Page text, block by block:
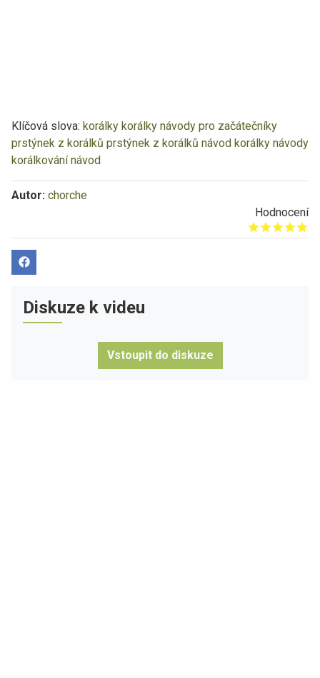
Klíčová slova: korálky korálky návody pro začátečníky
prstýnek z korálků prstýnek z korálků návod korálky návody
korálkování návod
Autor: chorche
Hodnocení
Give it 1/5
Give it 2/5
Give it 3/5
Give it 4/5
Give it 5/5
Diskuze k videu
Vstoupit do diskuze